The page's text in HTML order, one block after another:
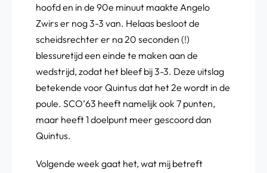
hoofd en in de 90e minuut maakte Angelo
Zwirs er nog 3-3 van. Helaas besloot de
scheidsrechter er na 20 seconden (!)
blessuretijd een einde te maken aan de
wedstrijd, zodat het bleef bij 3-3. Deze uitslag
betekende voor Quintus dat het 2e wordt in de
poule. SCO’63 heeft namelijk ook 7 punten,
maar heeft 1 doelpunt meer gescoord dan
Quintus.
Volgende week gaat het, wat mij betreft